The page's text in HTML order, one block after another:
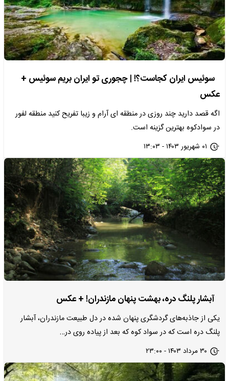
سوئیس ایران کجاست؟! | چجوری تو ایران بریم سوئیس +
عکس
اگه قصد دارید چند روزی در منطقه ای آرام و زیبا تفریح کنید منطقه لفور
در سوادکوه بهترین گزینه است.
۰۱ شهریور ۱۴۰۳ - ۱۳:۰۳
آبشار پلنگ دره، بهشت پنهان مازندران! + عکس
یکی از جاذبه‌های گردشگری پنهان شده در دل طبیعت مازندران، آبشار
پلنگ دره است که در سواد کوه که بعد از پیاده روی در…
۳۰ مرداد ۱۴۰۳ - ۲۳:۰۰